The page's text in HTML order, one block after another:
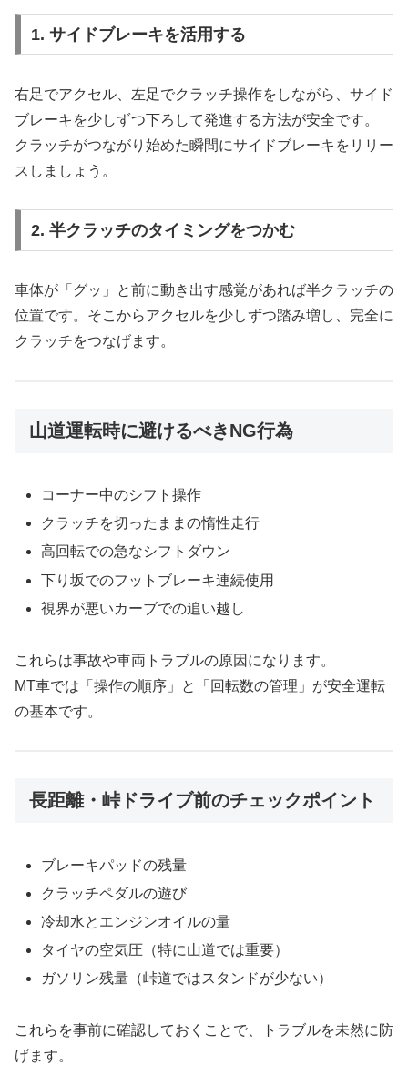
1. サイドブレーキを活用する
右足でアクセル、左足でクラッチ操作をしながら、サイド
ブレーキを少しずつ下ろして発進する方法が安全です。
クラッチがつながり始めた瞬間にサイドブレーキをリリー
スしましょう。
2. 半クラッチのタイミングをつかむ
車体が「グッ」と前に動き出す感覚があれば半クラッチの
位置です。そこからアクセルを少しずつ踏み増し、完全に
クラッチをつなげます。
山道運転時に避けるべきNG行為
コーナー中のシフト操作
クラッチを切ったままの惰性走行
高回転での急なシフトダウン
下り坂でのフットブレーキ連続使用
視界が悪いカーブでの追い越し
これらは事故や車両トラブルの原因になります。
MT車では「操作の順序」と「回転数の管理」が安全運転
の基本です。
長距離・峠ドライブ前のチェックポイント
ブレーキパッドの残量
クラッチペダルの遊び
冷却水とエンジンオイルの量
タイヤの空気圧（特に山道では重要）
ガソリン残量（峠道ではスタンドが少ない）
これらを事前に確認しておくことで、トラブルを未然に防
げます。